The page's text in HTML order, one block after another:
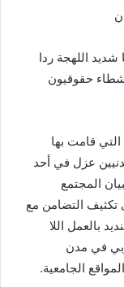
شديد اللهجة ردا
حقوقيون
قامت بها
عزل في أحد
المجتمع
تكثيف التضامن مع
بالعمل اللا
في مدن
الجامعية.